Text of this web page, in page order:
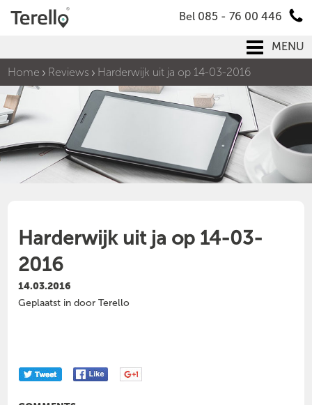
Bel 085 - 76 00 446
MENU
Home
Reviews Harderwijk uit ja op 14-03-2016
Harderwijk uit ja op 14-03-
2016
14.03.2016
Geplaatst in door Terello